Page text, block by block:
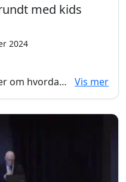
med kids
2024
Eyving Teigen Stuela forteller om hvordan han og kona gikk fra å leve under fattigdomsgrensa til å spare opp nok midler til å ta med de to barna på en åtte måneders reise. Her får du nyttige økonomiske tips, gode reisedesinasjoner og inspirasjonen du trenger for å kanskje begi deg ut på en lignende reise selv.
Vis mer